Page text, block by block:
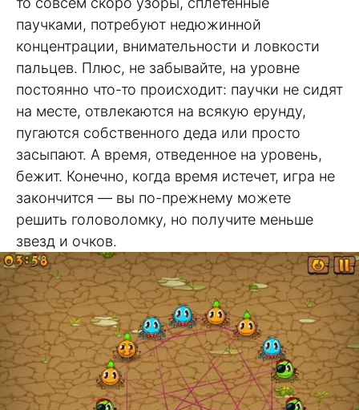
паучками, потребуют недюжинной
концентрации, внимательности и ловкости
пальцев. Плюс, не забывайте, на уровне
постоянно что-то происходит: паучки не сидят
на месте, отвлекаются на всякую ерунду,
пугаются собственного деда или просто
засыпают. А время, отведенное на уровень,
бежит. Конечно, когда время истечет, игра не
закончится — вы по-прежнему можете
решить головоломку, но получите меньше
звезд и очков.